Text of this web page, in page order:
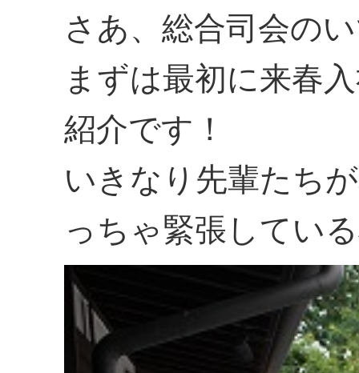
さあ、総合司会の
まずは最初に来春
紹介です！
いきなり先輩たち
っちゃ緊張してい